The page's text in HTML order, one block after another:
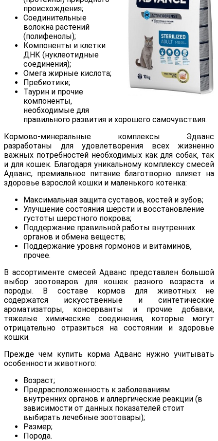
происхождения;
Соединительные
волокна растений
(полифенолы);
Компоненты и клетки
ДНК (нуклеотидные
соединения);
Омега жирные кислота;
Пребиотики;
Таурин и прочие
компоненты,
необходимые для
правильного развития и хорошего самочувствия.
Кормово-минеральные комплексы Эдванс
разработаны для удовлетворения всех жизненно
важных потребностей необходимых как для собак, так
и для кошек. Благодаря уникальному комплексу смесей
Адванс, премиальное питание благотворно влияет на
здоровье взрослой кошки и маленького котенка:
Максимальная защита суставов, костей и зубов;
Улучшение состояния шерсти и восстановление
густоты шерстного покрова;
Поддержание правильной работы внутренних
органов и обмена веществ;
Поддержание уровня гормонов и витаминов,
прочее.
В ассортименте смесей Адванс представлен большой
выбор зоотоваров для кошек разного возраста и
породы. В составе кормов для животных не
содержатся искусственные и синтетические
ароматизаторы, консерванты и прочие добавки,
тяжелые химические соединения, которые могут
отрицательно отразиться на состоянии и здоровье
кошки.
Прежде чем купить корма Адванс нужно учитывать
особенности животного:
Возраст;
Предрасположенность к заболеваниям
внутренних органов и аллергические реакции (в
зависимости от данных показателей стоит
выбирать лечебные зоотовары);
Размер;
Порода.